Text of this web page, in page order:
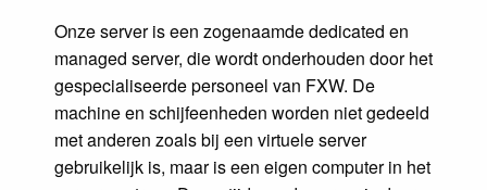
Onze server is een zogenaamde dedicated en
managed server, die wordt onderhouden door het
gespecialiseerde personeel van FXW. De
machine en schijfeenheden worden niet gedeeld
met anderen zoals bij een virtuele server
gebruikelijk is, maar is een eigen computer in het